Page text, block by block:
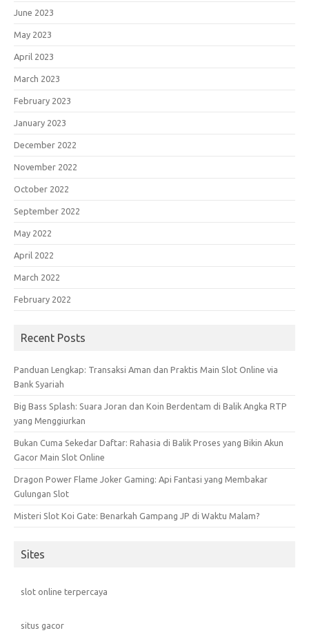
June 2023
May 2023
April 2023
March 2023
February 2023
January 2023
December 2022
November 2022
October 2022
September 2022
May 2022
April 2022
March 2022
February 2022
Recent Posts
Panduan Lengkap: Transaksi Aman dan Praktis Main Slot Online via
Bank Syariah
Big Bass Splash: Suara Joran dan Koin Berdentam di Balik Angka RTP
yang Menggiurkan
Bukan Cuma Sekedar Daftar: Rahasia di Balik Proses yang Bikin Akun
Gacor Main Slot Online
Dragon Power Flame Joker Gaming: Api Fantasi yang Membakar
Gulungan Slot
Misteri Slot Koi Gate: Benarkah Gampang JP di Waktu Malam?
Sites
slot online terpercaya
situs gacor